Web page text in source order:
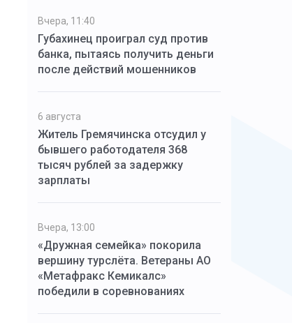
Вчера, 11:40
Губахинец проиграл суд против
банка, пытаясь получить деньги
после действий мошенников
6 августа
Житель Гремячинска отсудил у
бывшего работодателя 368
тысяч рублей за задержку
зарплаты
Вчера, 13:00
«Дружная семейка» покорила
вершину турслёта. Ветераны АО
«Метафракс Кемикалс»
победили в соревнованиях